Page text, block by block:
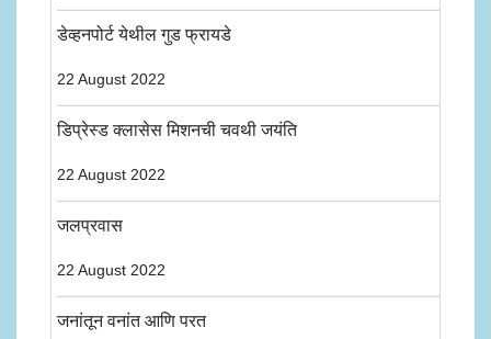
डेव्हनपोर्ट येथील गुड फ्रायडे
22 August 2022
डिप्रेस्ड क्लासेस मिशनची चवथी जयंति
22 August 2022
जलप्रवास
22 August 2022
जनांतून वनांत आणि परत